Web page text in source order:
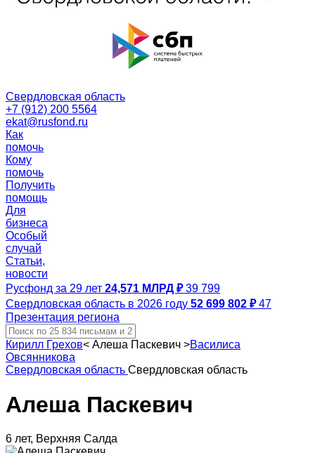
Свердловская область
+7 (912) 200 5564
ekat@rusfond.ru
Как
помочь
Кому
помочь
Получить
помощь
Для
бизнеса
Особый
случай
Статьи,
новости
Русфонд за 29 лет 24,571 МЛРД ₽ 39 799
Свердловская область в 2026 году 52 699 802 ₽ 47
Презентация региона
Кирилл Грехов< Алеша Паскевич >Василиса
Овсянникова
Свердловская область Свердловская область
Алеша Паскевич
6 лет, Верхняя Салда